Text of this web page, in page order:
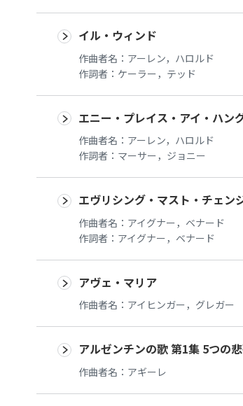
イル・ウィンド
作曲者名： アーレン，ハロルド
作詞者： ケーラー，テッド
エニー・プレイス・アイ・ハン
作曲者名： アーレン，ハロルド
作詞者： マーサー，ジョニー
エヴリシング・マスト・チェン
作曲者名： アイグナー，ベナード
作詞者： アイグナー，ベナード
アヴェ・マリア
作曲者名： アイヒンガー，グレガー
アルゼンチンの歌 第1集 5つの
作曲者名： アギーレ